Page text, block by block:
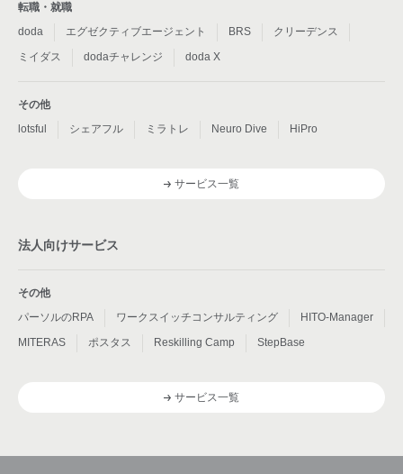
転職・就職
doda
エグゼクティブエージェント BRS
クリーデンス
ミイダス
dodaチャレンジ doda X
その他
lotsful
シェアフル ミラトレ Neuro Dive HiPro
サービス一覧
法人向けサービス
その他
パーソルのRPA
ワークスイッチコンサルティング
HITO-Manager
MITERAS
ポスタス Reskilling Camp StepBase
サービス一覧